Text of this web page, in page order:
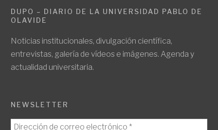
DUPO – DIARIO DE LA UNIVERSIDAD PABLO DE
OLAVIDE
Noticias institucionales, divulgación científica,
entrevistas, galería de vídeos e imágenes. Agenda y
actualidad universitaria.
NEWSLETTER